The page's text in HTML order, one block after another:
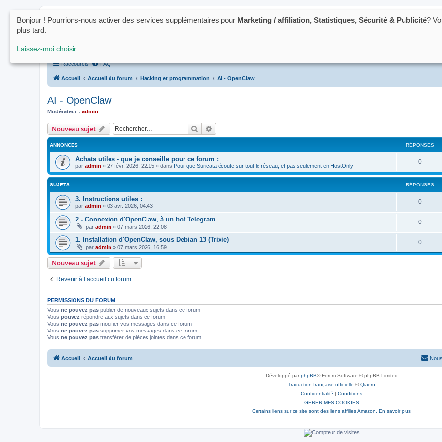
Raccourcis FAQ
Accueil Accueil du forum Hacking et programmation AI - OpenClaw
AI - OpenClaw
Modérateur : admin
Nouveau sujet Rechercher
ANNONCES RÉPONSES
Achats utiles - que je conseille pour ce forum :
par admin » 27 févr. 2026, 22:15 » dans Pour que Suricata écoute sur tout le réseau, et pas seulement en HostOnly
0R
é
p
o
n
s
s
SUJETS RÉPONSES
3. Instructions utiles :
par admin » 03 avr. 2026, 04:43
0R
é
o
n
2 - Connexion d'OpenClaw, à un bot Telegram
par admin » 07 mars 2026, 22:08
0R
é
1. Installation d'OpenClaw, sous Debian 13 (Trixie)
par admin » 07 mars 2026, 16:59
0R
é
s
Nouveau sujet
Revenir à l’accueil du forum
PERMISSIONS DU FORUM
Vous ne pouvez pas publier de nouveaux sujets dans ce forum
Vous pouvez répondre aux sujets dans ce forum
Vous ne pouvez pas modifier vos messages dans ce forum
Vous ne pouvez pas supprimer vos messages dans ce forum
Vous ne pouvez pas transférer de pièces jointes dans ce forum
Accueil Accueil du forum
Développé parphpBB® Forum Software © phpBB Limited
Traduction française officielle ©Qiaeru
Confidentialité | Conditions
GERER MES COOKIES
Certains liens sur ce site sont des liens affilies Amazon. En savoir plus
Bonjour ! Pourrions-nous activer des services supplémentaires pour Marketing / affiliation, Statistiques, Sécurité & Publicité?
plus tard.
Laissez-moi choisir